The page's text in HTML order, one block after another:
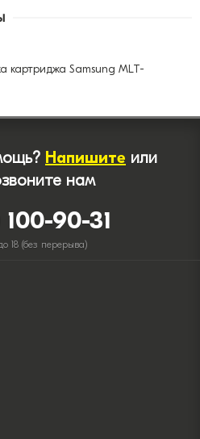
картриджа Samsung MLT-
Напишите или
нам
90-31
18 (без перерыва)